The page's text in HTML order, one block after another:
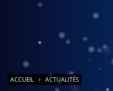
ACCUEIL ACTUALITÉS